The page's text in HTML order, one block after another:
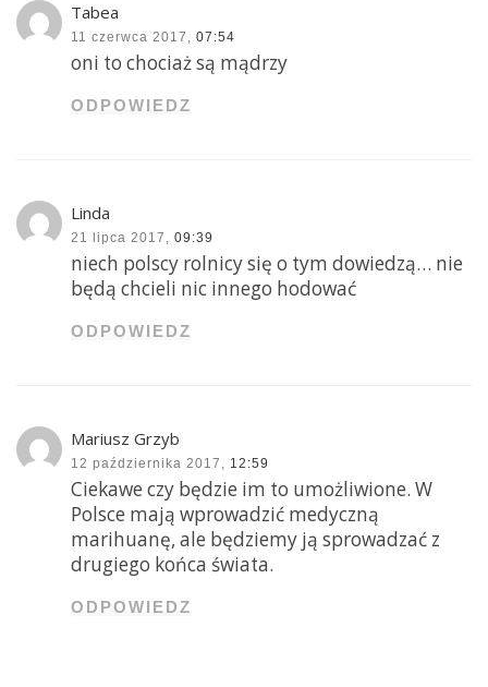
Tabea
11 czerwca 2017, 07:54
oni to chociaż są mądrzy
ODPOWIEDZ
Linda
21 lipca 2017, 09:39
niech polscy rolnicy się o tym dowiedzą… nie
będą chcieli nic innego hodować
ODPOWIEDZ
Mariusz Grzyb
12 października 2017, 12:59
Ciekawe czy będzie im to umożliwione. W
Polsce mają wprowadzić medyczną
marihuanę, ale będziemy ją sprowadzać z
drugiego końca świata.
ODPOWIEDZ